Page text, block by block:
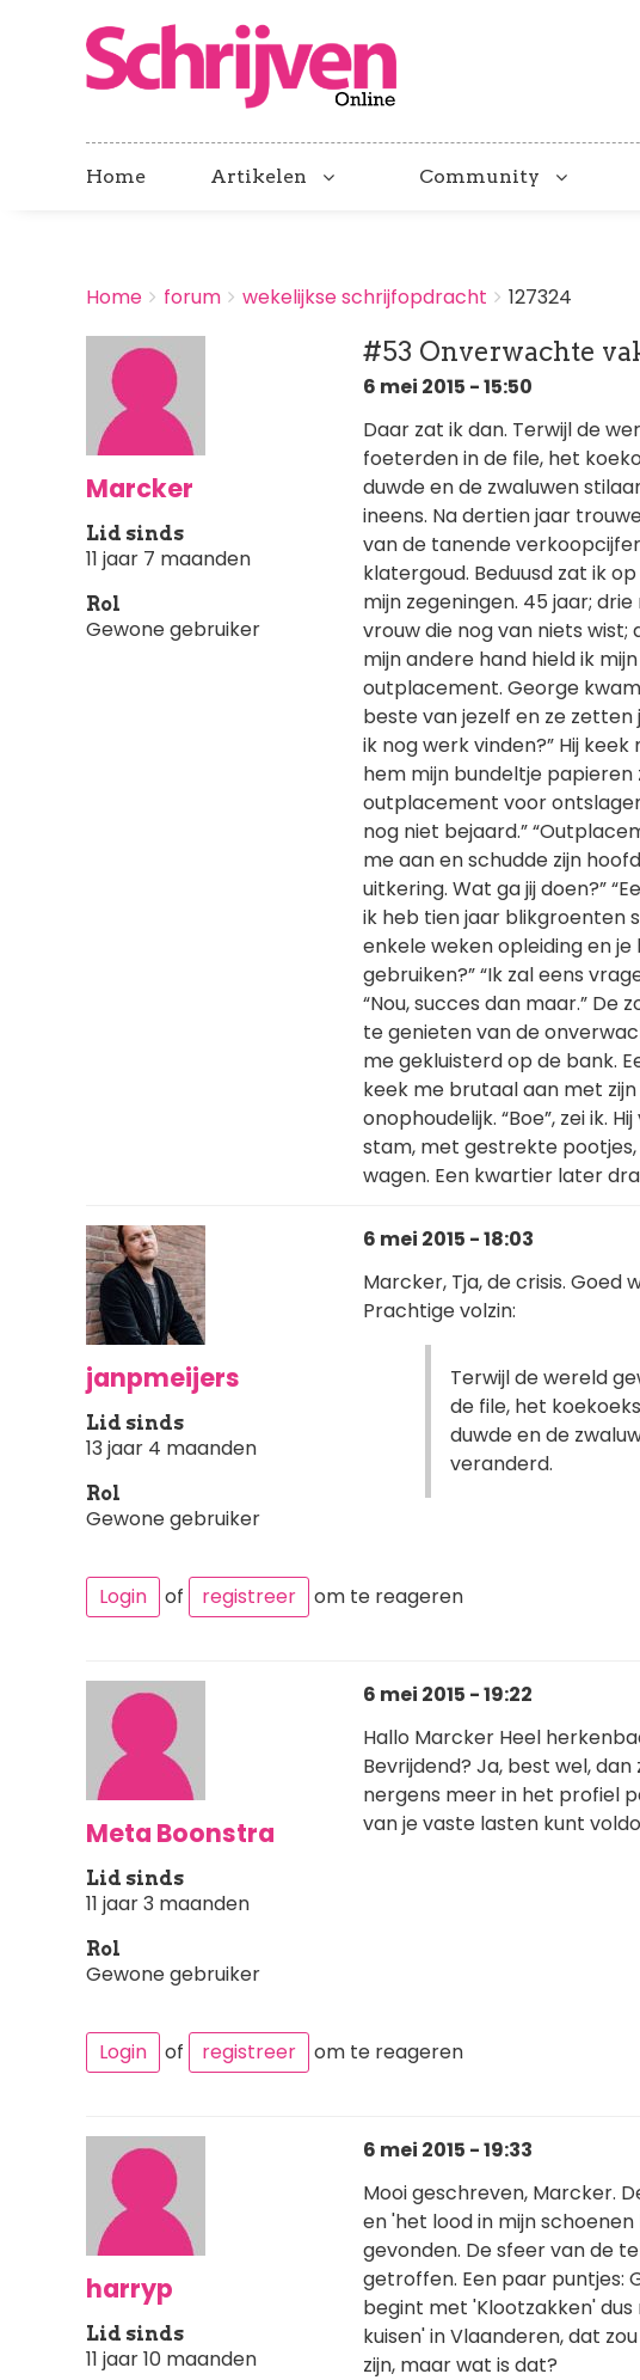
Home Artikelen Community
BREADCRUMBS
You
here:
Home forum wekelijkse schrijfopdracht 127324
Marcker
Lid sinds
11 jaar 7 maanden
Rol
Gewone gebruiker
#53 Onverwachte
6 mei 2015 - 15:50
Daar zat ik dan. Terwijl de
foeterden in de file, het
duwde en de zwaluwen
ineens. Na dertien jaar
van de tanende
klatergoud. Beduusd zat ik
mijn zegeningen. 45 jaar;
vrouw die nog van niets
mijn andere hand hield ik
outplacement. George
beste van jezelf en ze
ik nog werk vinden?” Hij keek
hem mijn bundeltje papieren
outplacement voor
nog niet bejaard.”
me aan en schudde zijn
uitkering. Wat ga jij doen?”
ik heb tien jaar blikgroenten
enkele weken opleiding en
gebruiken?” “Ik zal eens
“Nou, succes dan maar.” De
te genieten van de
me gekluisterd op de bank.
keek me brutaal aan met
onophoudelijk. “Boe”, zei ik.
stam, met gestrekte
wagen. Een kwartier later
janpmeijers
Lid sinds
13 jaar 4 maanden
Rol
Gewone gebruiker
6 mei 2015 - 18:03
Marcker, Tja, de crisis. Goed
Prachtige volzin:
Terwijl de wereld
de file, het
duwde en de
veranderd.
Login of registreer om te reageren
Meta Boonstra
Lid sinds
11 jaar 3 maanden
Rol
Gewone gebruiker
6 mei 2015 - 19:22
Hallo Marcker Heel
Bevrijdend? Ja, best wel,
nergens meer in het profiel
van je vaste lasten kunt
Login of registreer om te reageren
harryp
Lid sinds
11 jaar 10 maanden
6 mei 2015 - 19:33
Mooi geschreven, Marcker.
en 'het lood in mijn
gevonden. De sfeer van de
getroffen. Een paar puntjes:
begint met 'Klootzakken'
kuisen' in Vlaanderen, dat
zijn, maar wat is dat?